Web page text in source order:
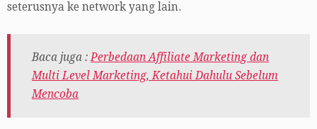
seterusnya ke network yang lain.
Baca juga :Perbedaan Affiliate Marketing dan
Multi Level Marketing, Ketahui Dahulu Sebelum
Mencoba